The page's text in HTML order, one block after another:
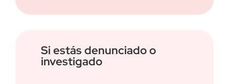
Si estás denunciado o
investigado